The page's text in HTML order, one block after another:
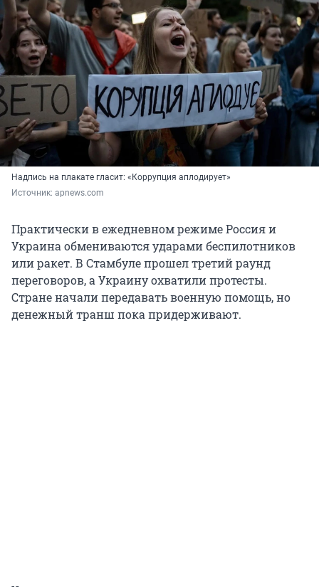
Надпись на плакате гласит: «Коррупция аплодирует»
Источник: apnews.com
Практически в ежедневном режиме Россия и
Украина обмениваются ударами беспилотников
или ракет. В Стамбуле прошел третий раунд
переговоров, а Украину охватили протесты.
Стране начали передавать военную помощь, но
денежный транш пока придерживают.